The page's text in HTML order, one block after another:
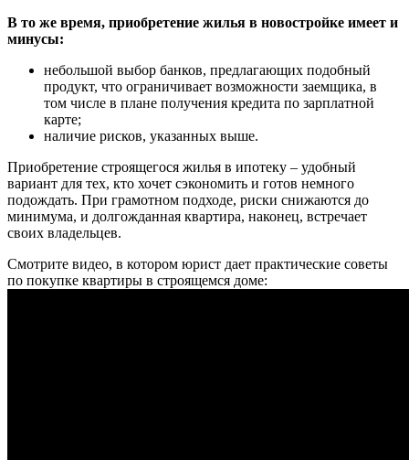
В то же время, приобретение жилья в новостройке имеет и
минусы:
небольшой выбор банков, предлагающих подобный
продукт, что ограничивает возможности заемщика, в
том числе в плане получения кредита по зарплатной
карте;
наличие рисков, указанных выше.
Приобретение строящегося жилья в ипотеку – удобный
вариант для тех, кто хочет сэкономить и готов немного
подождать. При грамотном подходе, риски снижаются до
минимума, и долгожданная квартира, наконец, встречает
своих владельцев.
Смотрите видео, в котором юрист дает практические советы
по покупке квартиры в строящемся доме: